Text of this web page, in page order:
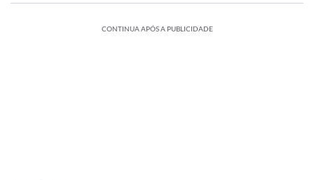
CONTINUA APÓS A PUBLICIDADE